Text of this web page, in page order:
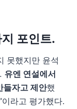
포인트.
못했지만 윤석
유엔 연설에서
들자고 제안했
라고 평가했다.